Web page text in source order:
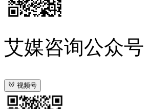
艾媒咨询公众号
视频号